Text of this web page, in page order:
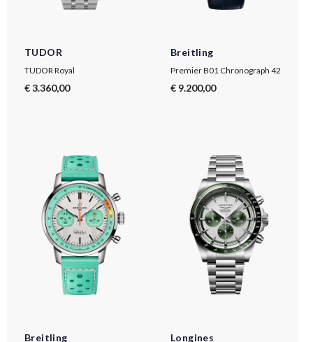
TUDOR
TUDOR Royal
€ 3.360,00
Breitling
Premier B01 Chronograph 42
€ 9.200,00
Breitling Longines